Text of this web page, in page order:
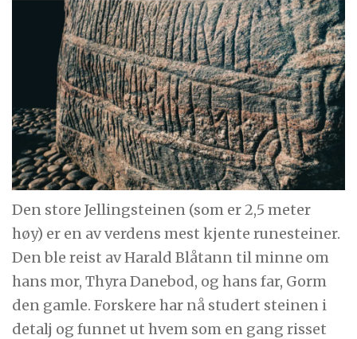
Den store Jellingsteinen (som er 2,5 meter
høy) er en av verdens mest kjente runesteiner.
Den ble reist av Harald Blåtann til minne om
hans mor, Thyra Danebod, og hans far, Gorm
den gamle. Forskere har nå studert steinen i
detalj og funnet ut hvem som en gang risset